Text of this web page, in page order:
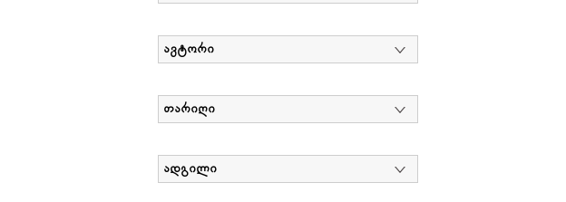
ავტორი
თარიღი
ადგილი